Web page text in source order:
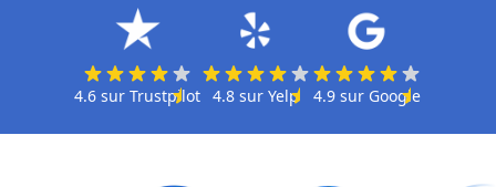
4.6 sur Trustpilot 4.8 sur Yelp 4.9sur Google